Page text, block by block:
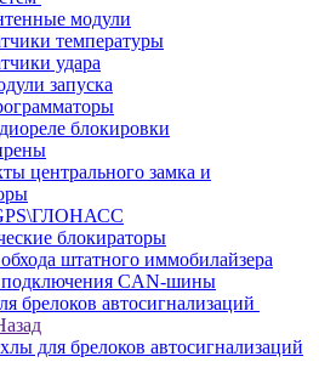
модули
температуры
удара
запуска
блокировки
центрального замка и
блокираторы
штатного иммобилайзера
CAN-шины
брелоков автосигнализаций
для брелоков автосигнализаций